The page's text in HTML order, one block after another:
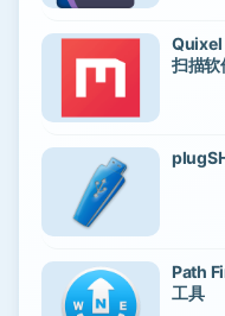
Quixel
扫描软
Path
工具